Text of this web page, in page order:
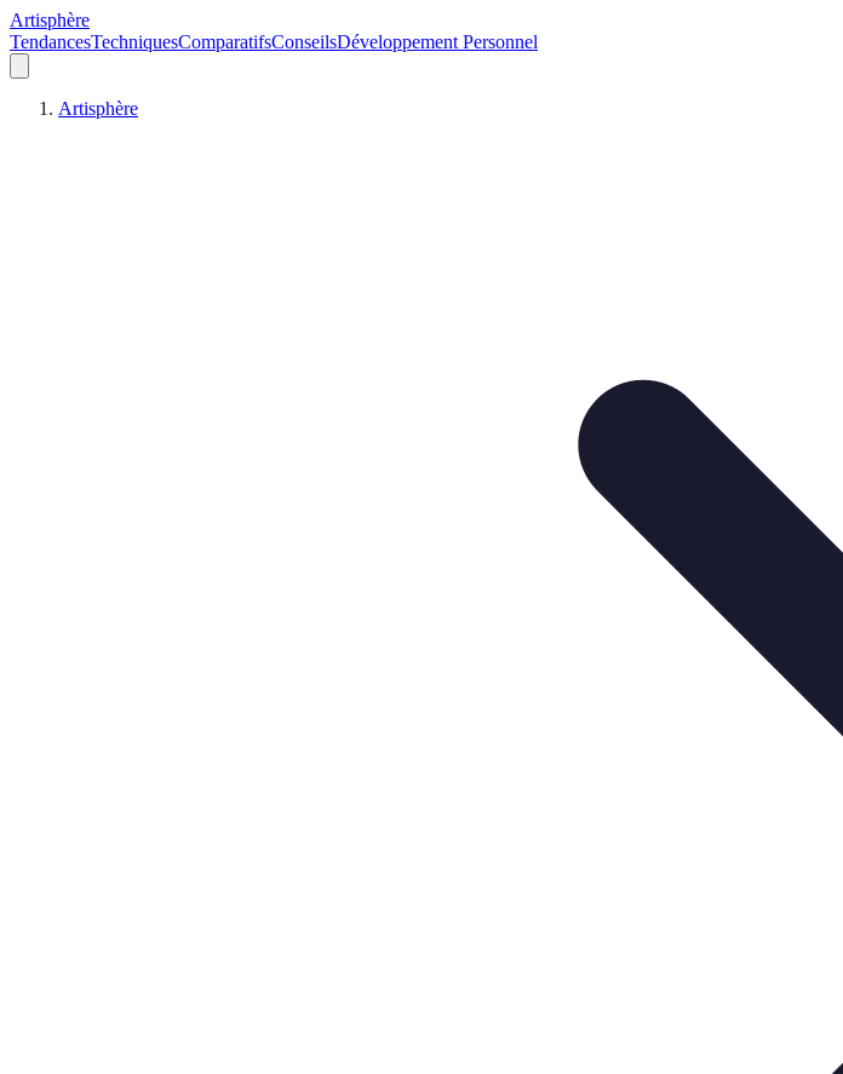
Artisphère
TendancesTechniquesComparatifsConseilsDéveloppement Personnel
Artisphère